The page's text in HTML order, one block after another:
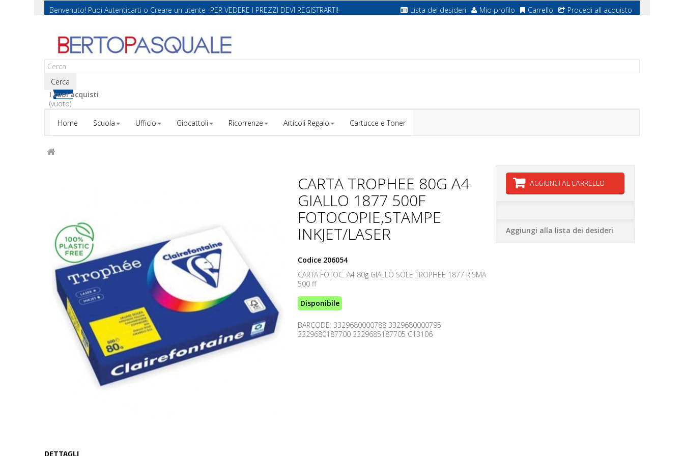
Benvenuto! Puoi Autenticarti o Creare un utente -PER VEDERE I PREZZI DEVI REGISTRARTI!- Lista dei desideri Mio profilo Carrello Procedi all acquisto
Cerca
I tuoi acquisti
(vuoto)
Home
Scuola Ufficio Giocattoli Ricorrenze Articoli Regalo Cartucce e Toner
CARTA TROPHEE 80G A4
GIALLO 1877 500F
FOTOCOPIE,STAMPE
INKJET/LASER
Codice 206054
CARTA FOTOC. A4 80g GIALLO SOLE TROPHEE 1877 RISMA
500 ff
Disponibile
BARCODE: 3329680000788 3329680000795
3329680187700 3329685187705 C13106
AGGIUNGI AL CARRELLO
Aggiungi alla lista dei desideri
DETTAGLI